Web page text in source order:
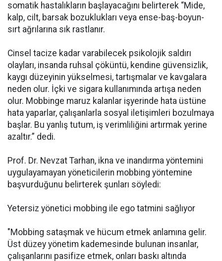
somatik hastalıkların başlayacağını belirterek “Mide,
kalp, cilt, barsak bozuklukları veya ense-baş-boyun-
sırt ağrılarına sık rastlanır.
Cinsel tacize kadar varabilecek psikolojik saldırı
olayları, insanda ruhsal çöküntü, kendine güvensizlik,
kaygı düzeyinin yükselmesi, tartışmalar ve kavgalara
neden olur. İçki ve sigara kullanımında artışa neden
olur. Mobbinge maruz kalanlar işyerinde hata üstüne
hata yaparlar, çalışanlarla sosyal iletişimleri bozulmaya
başlar. Bu yanlış tutum, iş verimliliğini artırmak yerine
azaltır.” dedi.
Prof. Dr. Nevzat Tarhan, ikna ve inandırma yöntemini
uygulayamayan yöneticilerin mobbing yöntemine
başvurduğunu belirterek şunları söyledi:
Yetersiz yönetici mobbing ile ego tatmini sağlıyor
"Mobbing sataşmak ve hücum etmek anlamına gelir.
Üst düzey yönetim kademesinde bulunan insanlar,
çalışanlarını pasifize etmek, onları baskı altında